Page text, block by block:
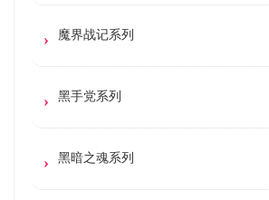
魔界战记系列
黑手党系列
黑暗之魂系列